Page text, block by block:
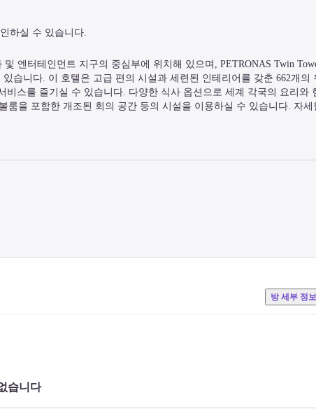
하실 수 있습니다.
엔터테인먼트 지구의 중심부에 위치해 있으며, PETRONAS Twin
습니다. 이 호텔은 고급 편의 시설과 세련된 인테리어를 갖춘 662개의
스를 즐기실 수 있습니다. 다양한 식사 옵션으로 세계 각국의 요리와
을 포함한 개조된 회의 공간 등의 시설을 이용하실 수 있습니다. 자세
방 세부 정보
습니다